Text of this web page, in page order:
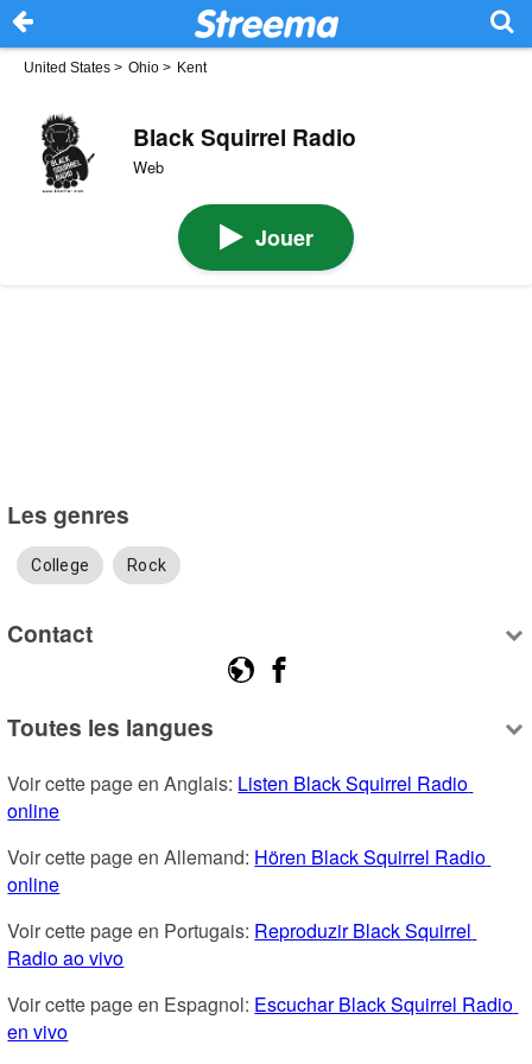
United States > Ohio > Kent
Black Squirrel Radio
Web
Jouer
Les genres
College Rock
Contact
Toutes les langues
Voir cette page en Anglais: Listen Black Squirrel Radio
online
Voir cette page en Allemand: Hören Black Squirrel Radio
online
Voir cette page en Portugais: Reproduzir Black Squirrel
Radio ao vivo
Voir cette page en Espagnol: Escuchar Black Squirrel Radio
en vivo